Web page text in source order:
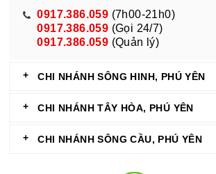
0917.386.059 (7h00-21h0)
0917.386.059 (Gọi 24/7)
0917.386.059 (Quản lý)
CHI NHÁNH SÔNG HINH, PHÚ YÊN
CHI NHÁNH TÂY HÒA, PHÚ YÊN
CHI NHÁNH SÔNG CẦU, PHÚ YÊN